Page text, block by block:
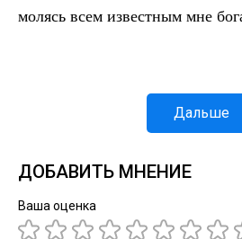
молясь всем известным мне
Дальше
ДОБАВИТЬ МНЕНИЕ
Ваша оценка